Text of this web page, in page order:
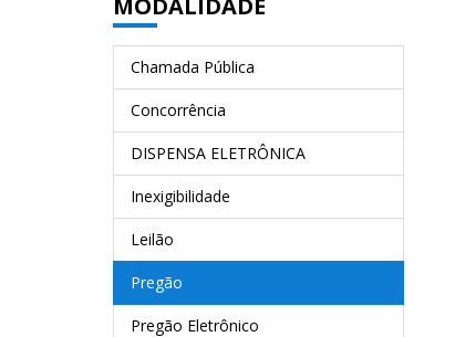
MODALIDADE
Chamada Pública
Concorrência
DISPENSA ELETRÔNICA
Inexigibilidade
Leilão
Pregão
Pregão Eletrônico